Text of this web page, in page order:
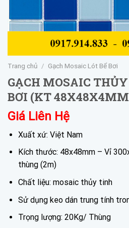
Trang chủ / Gạch Mosaic Lót Bể Bơi
GẠCH MOSAIC
BƠI (KT
Giá Liên Hệ
Xuất xứ: Việt Nam
Kích thước: 48x48mm – Vỉ
thùng (2m)
Chất liệu: mosaic thủy tinh
Sử dụng keo dán trung tính
Trọng lượng: 20Kg/ Thùng